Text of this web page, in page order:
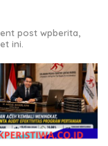
post wpberita,
ini.